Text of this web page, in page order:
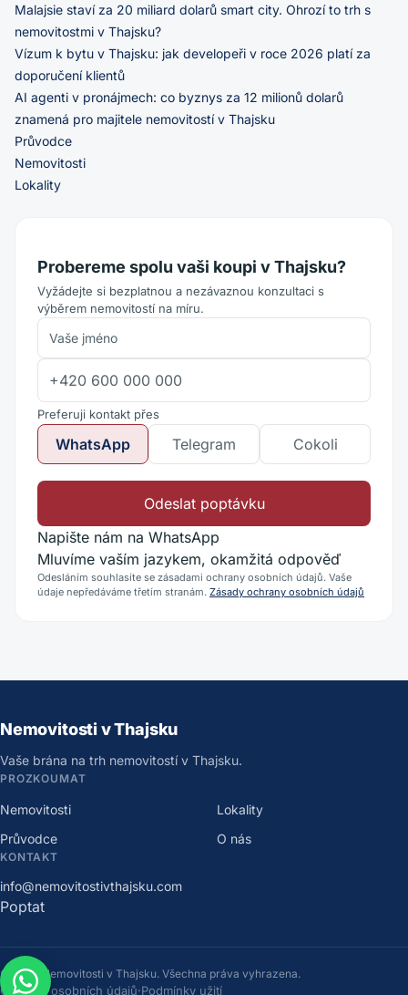
Malajsie staví za 20 miliard dolarů smart city. Ohrozí to trh s
nemovitostmi v Thajsku?
Vízum k bytu v Thajsku: jak developeři v roce 2026 platí za
doporučení klientů
AI agenti v pronájmech: co byznys za 12 milionů dolarů
znamená pro majitele nemovitostí v Thajsku
Průvodce
Nemovitosti
Lokality
Probereme spolu vaši koupi v Thajsku?
Vyžádejte si bezplatnou a nezávaznou konzultaci s
výběrem nemovitostí na míru.
Preferuji kontakt přes
WhatsApp Telegram Cokoli
Odeslat poptávku
Napište nám na WhatsApp
Mluvíme vaším jazykem, okamžitá odpověď
Odesláním souhlasíte se zásadami ochrany osobních údajů. Vaše
údaje nepředáváme třetím stranám. Zásady ochrany osobních údajů
Nemovitosti v Thajsku
Vaše brána na trh nemovitostí v Thajsku.
PROZKOUMAT
Nemovitosti
Lokality
Průvodce
O nás
KONTAKT
info@nemovitostivthajsku.com
Poptat
© 2026 Nemovitosti v Thajsku. Všechna práva vyhrazena.
Ochrana osobních údajů·Podmínky užití